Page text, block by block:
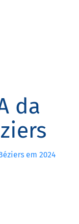
da
em 2024